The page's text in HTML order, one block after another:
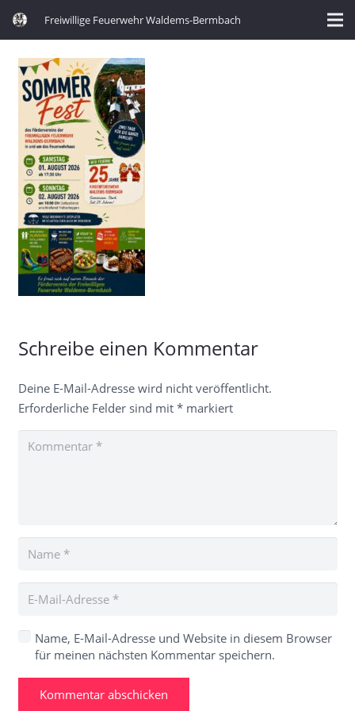
Freiwillige Feuerwehr Waldems-Bermbach
Schreibe einen Kommentar
Deine E-Mail-Adresse wird nicht veröffentlicht.
Erforderliche Felder sind mit *markiert
Name, E-Mail-Adresse und Website in diesem Browser
für meinen nächsten Kommentar speichern.
Kommentar abschicken